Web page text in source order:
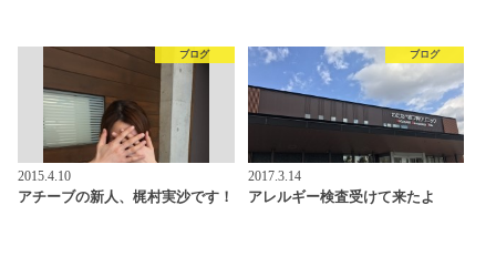
ブログ
2015.4.10
アチーブの新人、梶村実沙です！
ブログ
2017.3.14
アレルギー検査受けて来たよ